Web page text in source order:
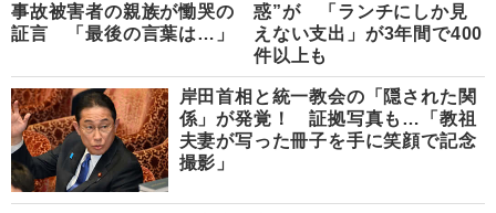
事故被害者の親族が慟哭の
証言 「最後の言葉は…」
惑”が 「ランチにしか見
えない支出」が3年間で400
件以上も
岸田首相と統一教会の「隠された関
係」が発覚！ 証拠写真も…「教祖
夫妻が写った冊子を手に笑顔で記念
撮影」